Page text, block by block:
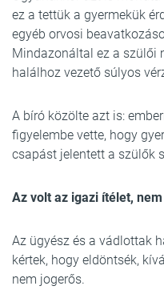
ez a tettük a gyermekük
egyéb orvosi
Mindazonáltal ez a szülői
halálhoz vezető súlyos
A bíró közölte azt is:
figyelembe vette, hogy
csapást jelentett a szülők
Az volt az igazi ítélet,
Az ügyész és a vádlottak
kértek, hogy eldöntsék,
nem jogerős.